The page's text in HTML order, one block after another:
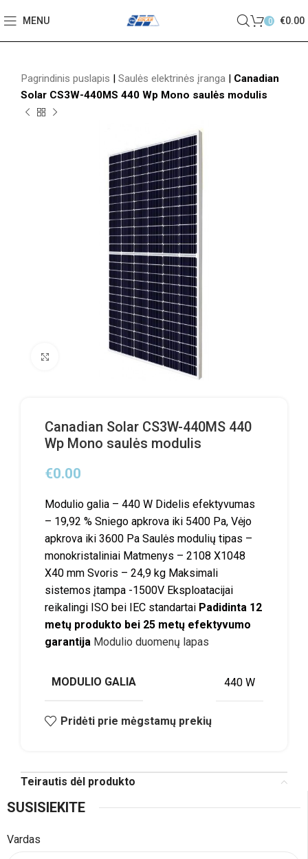
MENU 0 €0.00
Pagrindinis puslapis | Saulės elektrinės įranga | Canadian
Solar CS3W-440MS 440 Wp Mono saulės modulis
Click to enlarge
Canadian Solar CS3W-440MS 440
Wp Mono saulės modulis
€0.00
Modulio galia – 440 W Didelis efektyvumas
– 19,92 % Sniego apkrova iki 5400 Pa, Vėjo
apkrova iki 3600 Pa Saulės modulių tipas –
monokristaliniai Matmenys – 2108 X1048
X40 mm Svoris – 24,9 kg Maksimali
sistemos įtampa -1500V Eksploatacijai
reikalingi ISO bei IEC standartai Padidinta 12
metų produkto bei 25 metų efektyvumo
garantija Modulio duomenų lapas
MODULIO GALIA 440 W
Pridėti prie mėgstamų prekių
Teirautis dėl produkto
SUSISIEKITE
Vardas